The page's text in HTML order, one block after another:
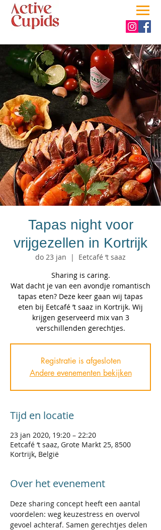
Tapas night voor
vrijgezellen in Kortrijk
do 23 jan
  |
Eetcafé ‘t saaz
Sharing is caring.
Wat dacht je van een avondje romantisch
tapas eten? Deze keer gaan wij tapas
eten bij Eetcafé ’t saaz in Kortrijk. Wij
krijgen geserveerd mix van 3
verschillenden gerechtjes.
Registratie is afgesloten
Andere evenementen bekijken
Tijd en locatie
23 jan 2020, 19:20 – 22:20
Eetcafé ‘t saaz, Grote Markt 25, 8500
Kortrijk, België
Over het evenement
Deze sharing concept heeft een aantal
voordelen: weg keuzestress en overvol
gevoel achteraf. Samen gerechtjes delen